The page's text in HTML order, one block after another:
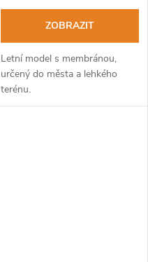
ZOBRAZIT
Letní model s membránou,
určený do města a lehkého
terénu.